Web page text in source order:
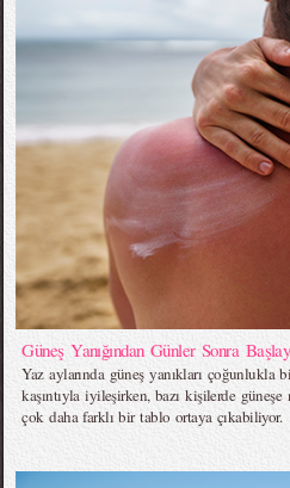
Güneş Yanığından Günler Sonra
Yaz aylarında güneş yanıkları çoğunlukla
kaşıntıyla iyileşirken, bazı kişilerde
çok daha farklı bir tablo ortaya çıkabiliyor.